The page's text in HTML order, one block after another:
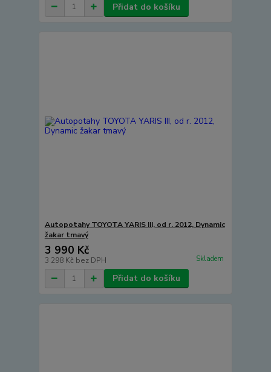
Přidat do košíku
Autopotahy TOYOTA YARIS III, od r. 2012, Dynamic
žakar tmavý
3 990 Kč
3 298 Kč bez DPH Skladem
Přidat do košíku